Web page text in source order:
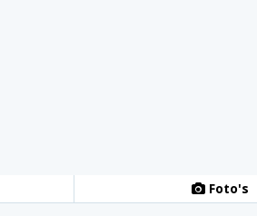
Foto's